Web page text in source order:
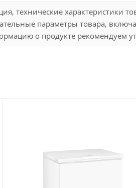
технические характеристики
параметры товара,
о продукте рекомендуем